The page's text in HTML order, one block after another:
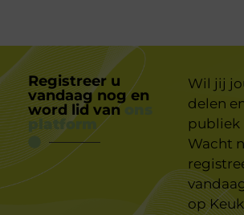
Registreer u
vandaag nog en
word lid van
platform
Wil jij
delen
publiek
Wacht
op